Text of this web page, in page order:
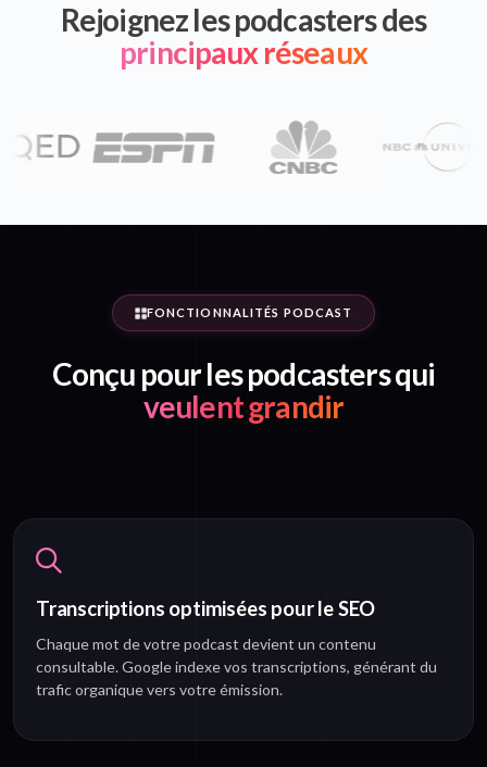
Rejoignez les podcasters des
principaux réseaux
FONCTIONNALITÉS PODCAST
Conçu pour les podcasters qui
veulent grandir
Transcriptions optimisées pour le SEO
Chaque mot de votre podcast devient un contenu
consultable. Google indexe vos transcriptions, générant du
trafic organique vers votre émission.